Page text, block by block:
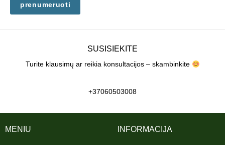
prenumeruoti
SUSISIEKITE
Turite klausimų ar reikia konsultacijos – skambinkite
+37060503008
INFORMACIJA
MENIU